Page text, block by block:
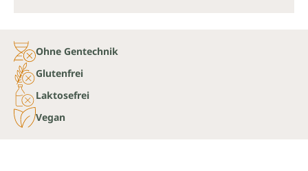
Ohne Gentechnik
Glutenfrei
Laktosefrei
Vegan